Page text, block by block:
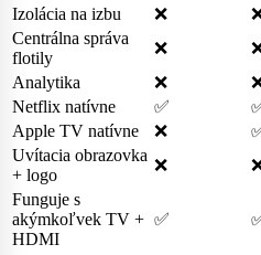
Izolácia na izbu
❌
Centrálna správa
flotily
❌
Analytika
❌
Netflix natívne
✅
Apple TV natívne
❌
Uvítacia obrazovka
+ logo
❌
Funguje s
akýmkoľvek TV +
HDMI
✅